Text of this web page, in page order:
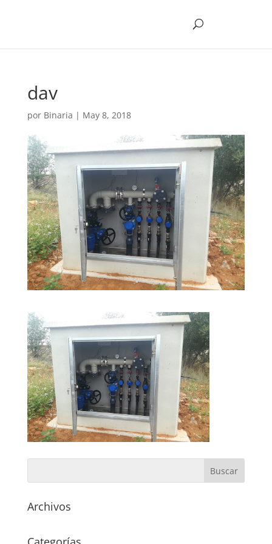
dav
por Binaria | May 8, 2018
Archivos